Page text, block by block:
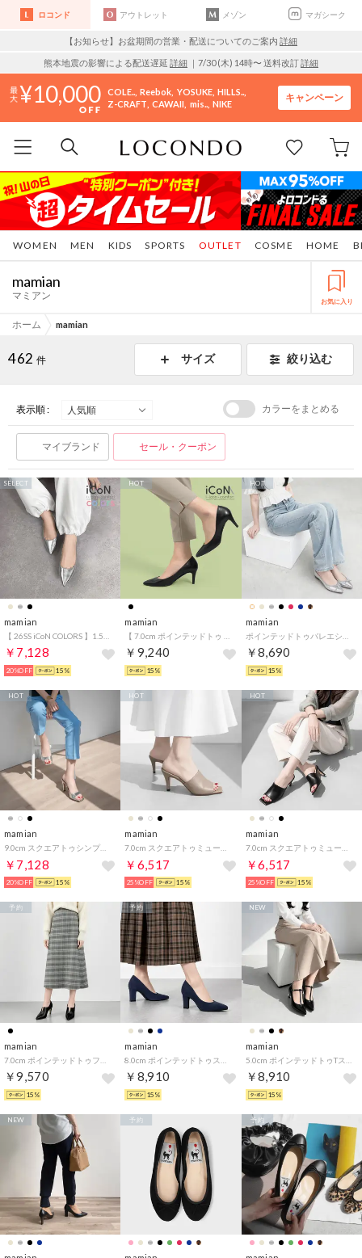
ロコンド アウトレット メゾン マガシーク
【お知らせ】お盆期間の営業・配送についてのご案内 詳細
熊本地震の影響による配送遅延 詳細 ｜7/30 (木) 14時〜 送料改訂詳細
10,000 COLE.. Reebok YOSUKE HILLS..
Z-CRAFT CAWAII mis.. NIKE
キャンペーン
WOMEN MEN KIDS SPORTS COSME HOME
OUTLET
mamian
マミアン お気に入り
ホーム mamian
462 件 サイズ 絞り込む
表示順 : カラーをまとめる
マイブランド セール・クーポン
mamian
￥7,128
SELECT
20%OFF 15%
mamian
￥9,240
HOT
15%
mamian
￥8,690
HOT
15%
mamian
￥7,128
HOT
20%OFF 15%
mamian
￥6,517
HOT
25%OFF 15%
mamian
￥6,517
HOT
25%OFF 15%
mamian
￥9,570
予約
15%
mamian
￥8,910
予約
15%
mamian
￥8,910
NEW
15%
NEW 予約 予約